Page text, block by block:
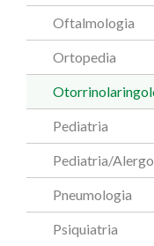
Oftalmologia
Ortopedia
Pediatria
Pediatria/
Pneumologia
Psiquiatria